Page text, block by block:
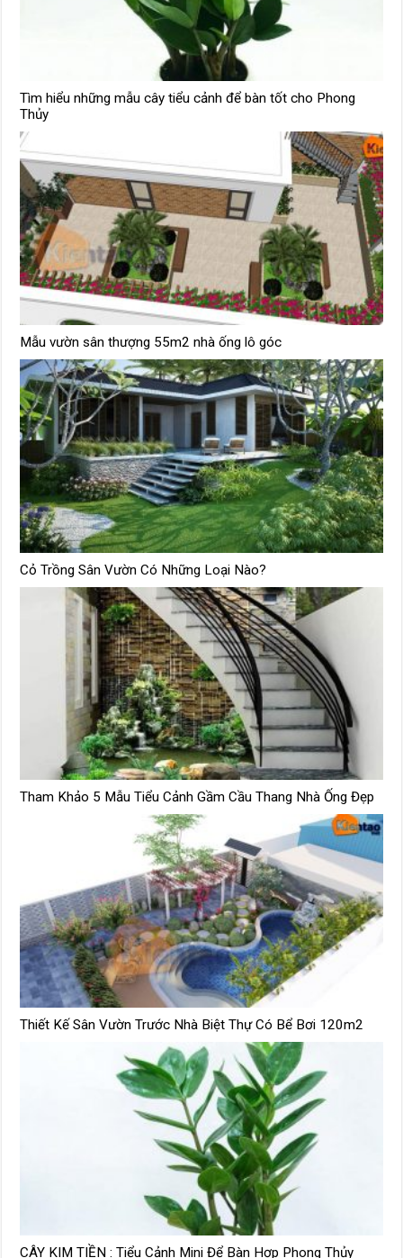
Tìm hiểu những mẫu cây tiểu cảnh để bàn tốt cho Phong
Thủy
Mẫu vườn sân thượng 55m2 nhà ống lô góc
Cỏ Trồng Sân Vườn Có Những Loại Nào?
Tham Khảo 5 Mẫu Tiểu Cảnh Gầm Cầu Thang Nhà Ống Đẹp
Thiết Kế Sân Vườn Trước Nhà Biệt Thự Có Bể Bơi 120m2
CÂY KIM TIỀN : Tiểu Cảnh Mini Để Bàn Hợp Phong Thủy